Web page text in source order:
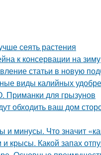
сеять растения
к консервации на зиму
статьи в новую
виды калийных
Приманки для грызунов
обходить ваш дом
и минусы. Что значит
крысы. Какой запах